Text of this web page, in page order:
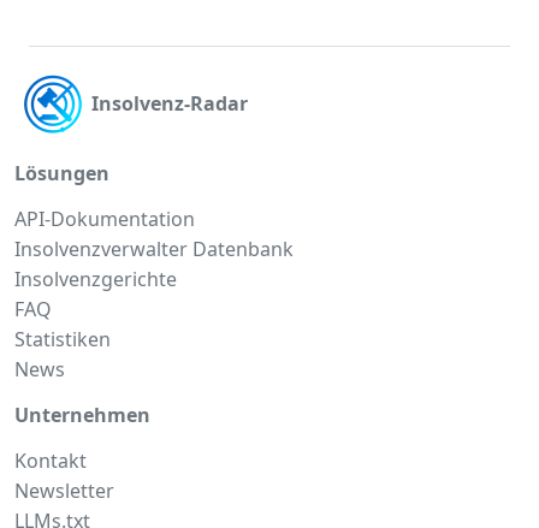
Insolvenz-Radar
Lösungen
API-Dokumentation
Insolvenzverwalter Datenbank
Insolvenzgerichte
FAQ
Statistiken
News
Unternehmen
Kontakt
Newsletter
LLMs.txt